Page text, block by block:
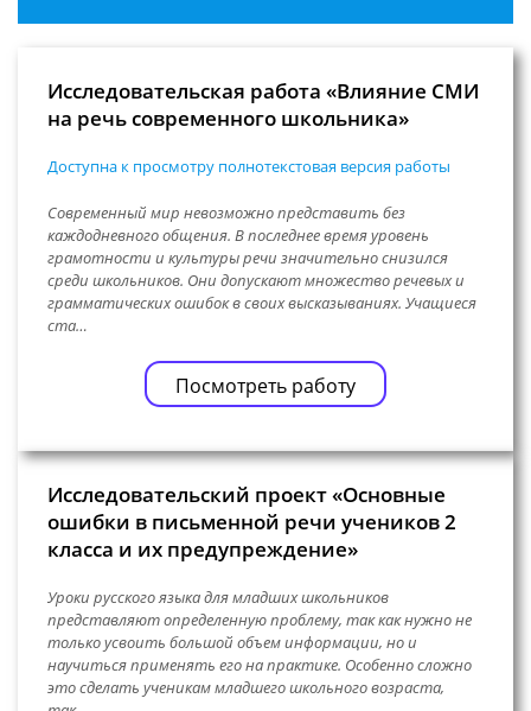
Исследовательская работа «Влияние СМИ
на речь современного школьника»
Доступна к просмотру полнотекстовая версия работы
Современный мир невозможно представить без
каждодневного общения. В последнее время уровень
грамотности и культуры речи значительно снизился
среди школьников. Они допускают множество речевых и
грамматических ошибок в своих высказываниях. Учащиеся
ста…
Посмотреть работу
Исследовательский проект «Основные
ошибки в письменной речи учеников 2
класса и их предупреждение»
Уроки русского языка для младших школьников
представляют определенную проблему, так как нужно не
только усвоить большой объем информации, но и
научиться применять его на практике. Особенно сложно
это сделать ученикам младшего школьного возраста,